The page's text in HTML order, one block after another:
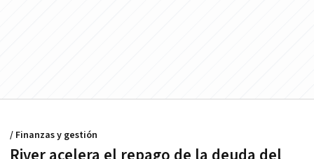
/ Finanzas y gestión